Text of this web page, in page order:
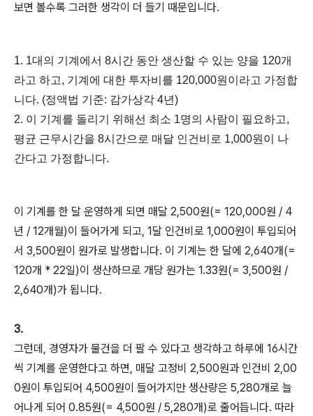
보면 볼수록 그러한 생각이 더 들기 때문입니다.
1. 1대의 기계에서 8시간 동안 생산할 수 있는 양을 120개
라고 하고, 기계에 대한 투자비를 120,000원이라고 가정합
니다. (정액법 기준: 감가상각 4년)
2. 이 기계를 돌리기 위해선 최소 1명의 사람이 필요하고,
평균 근무시간을 8시간으로 매달 인건비로 1,000원이 나
간다고 가정합니다.
이 기계를 한 달 운영하게 되면 매달 2,500원(= 120,000원 / 4
년 / 12개월)이 들어가게 되고, 1달 인건비로 1,000원이 투입되어
서 3,500원이 원가로 발생합니다. 이 기계는 한 달에 2,640개(=
120개 * 22일)이 생산하므로 개당 원가는 1.33원(= 3,500원 /
2,640개)가 됩니다.
3.
그런데, 경영자가 물건을 더 팔 수 있다고 생각하고 하루에 16시간
씩 기계를 운영한다고 하면, 매달 고정비 2,500원과 인건비 2,00
0원이 투입되어 4,500원이 들어가지만 생산량은 5,280개로 늘
어나게 되어 0.85원(= 4,500원 / 5,280개)로 줄어듭니다. 따라